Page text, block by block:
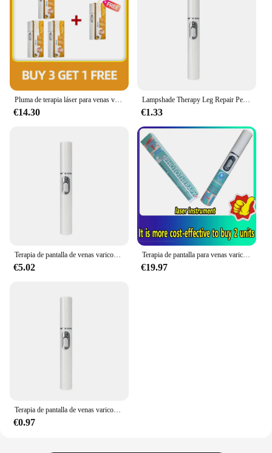
Pluma de terapia láser para venas varicosas, 4 piezas, mejora la circulación sanguínea, alivia el dolor de piernas, mejora la venas varicosas moderadas
€14.30
Lampshade Therapy Leg Repair Pen Relieves Leg Bulge Discomfort Improving Blood Circulation Varicose Veins Pen Skin Care Product
€1.33
Terapia de pantalla de venas varicosas, alivio efectivo de la Vasculitis dilatada en las piernas, flebitis, mejora la circulación sanguínea, nuevo cuidado
€5.02
Terapia de pantalla para venas varicosas Alivio efectivo de la vasculitis dilatada en las piernas Flebite Mejora la circulación sanguínea
€19.97
Terapia de pantalla de venas varicosas, alivio efectivo de la Vasculitis dilatada en las piernas, flebitis, mejora la circulación sanguínea, nuevo cuidado
€0.97